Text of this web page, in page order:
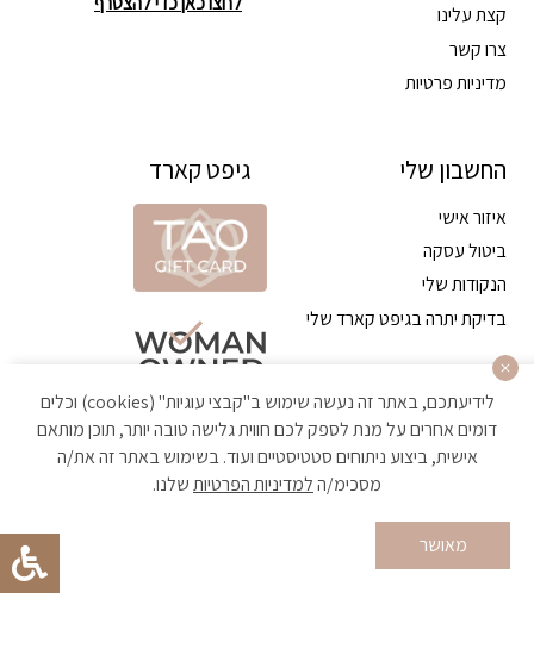
קצת עלינו
צרו קשר
מדיניות פרטיות
החשבון שלי
איזור אישי
ביטול עסקה
הנקודות שלי
בדיקת יתרה בגיפט קארד שלי
גיפט קארד
הקניה באתר מאובטחת ועומדת בתקן האבטחה הגבוה ביותר
לידיעתכם, באתר זה נעשה שימוש ב"קבצי עוגיות" (cookies) וכלים
דומים אחרים על מנת לספק לכם חווית גלישה טובה יותר, תוכן מותאם
אישית, ביצוע ניתוחים סטטיסטיים ועוד. בשימוש באתר זה את/ה
מסכימ/הלמדיניות הפרטיותשלנו.
מאושר